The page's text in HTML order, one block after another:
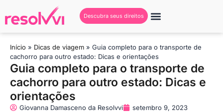
Descubra seus direitos
Início » Dicas de viagem » Guia completo para o transporte de
cachorro para outro estado: Dicas e orientações
Guia completo para o transporte de
cachorro para outro estado: Dicas e
orientações
Giovanna Damasceno da Resolvvi
setembro 9, 2023